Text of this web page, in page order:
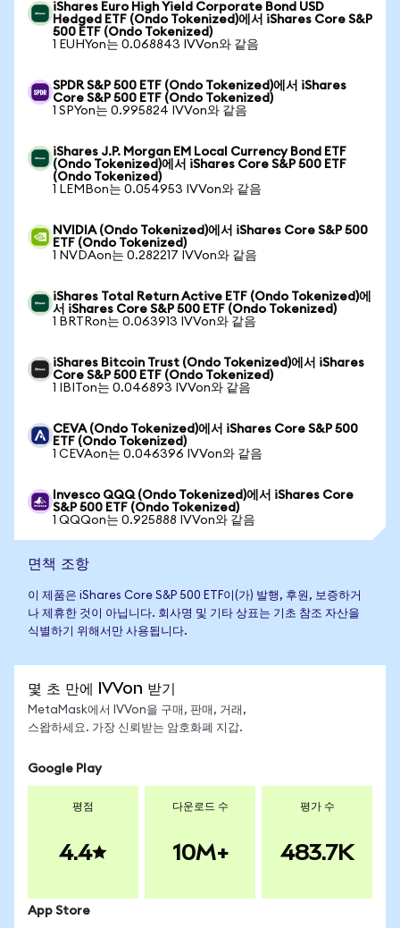
iShares Euro High Yield Corporate Bond USD
Hedged ETF (Ondo Tokenized)에서 iShares Core S&P
500 ETF (Ondo Tokenized)
1 EUHYon는 0.068843 IVVon와 같음
SPDR S&P 500 ETF (Ondo Tokenized)에서 iShares
Core S&P 500 ETF (Ondo Tokenized)
1 SPYon는 0.995824 IVVon와 같음
iShares J.P. Morgan EM Local Currency Bond ETF
(Ondo Tokenized)에서 iShares Core S&P 500 ETF
(Ondo Tokenized)
1 LEMBon는 0.054953 IVVon와 같음
NVIDIA (Ondo Tokenized)에서 iShares Core S&P 500
ETF (Ondo Tokenized)
1 NVDAon는 0.282217 IVVon와 같음
iShares Total Return Active ETF (Ondo Tokenized)에
서 iShares Core S&P 500 ETF (Ondo Tokenized)
1 BRTRon는 0.063913 IVVon와 같음
iShares Bitcoin Trust (Ondo Tokenized)에서 iShares
Core S&P 500 ETF (Ondo Tokenized)
1 IBITon는 0.046893 IVVon와 같음
CEVA (Ondo Tokenized)에서 iShares Core S&P 500
ETF (Ondo Tokenized)
1 CEVAon는 0.046396 IVVon와 같음
Invesco QQQ (Ondo Tokenized)에서 iShares Core
S&P 500 ETF (Ondo Tokenized)
1 QQQon는 0.925888 IVVon와 같음
면책 조항
이 제품은 iShares Core S&P 500 ETF이(가) 발행, 후원, 보증하거
나 제휴한 것이 아닙니다. 회사명 및 기타 상표는 기초 참조 자산을
식별하기 위해서만 사용됩니다.
몇 초 만에 IVVon 받기
MetaMask에서 IVVon을 구매, 판매, 거래,
스왑하세요. 가장 신뢰받는 암호화폐 지갑.
Google Play
평점
4.4
다운로드 수
10M+
평가 수
483.7K
App Store